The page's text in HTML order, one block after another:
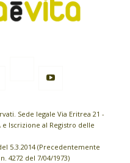
Sede legale Via Eritrea 21 -
e Iscrizione al Registro delle
5.3.2014 (Precedentemente
4272 del 7/04/1973)